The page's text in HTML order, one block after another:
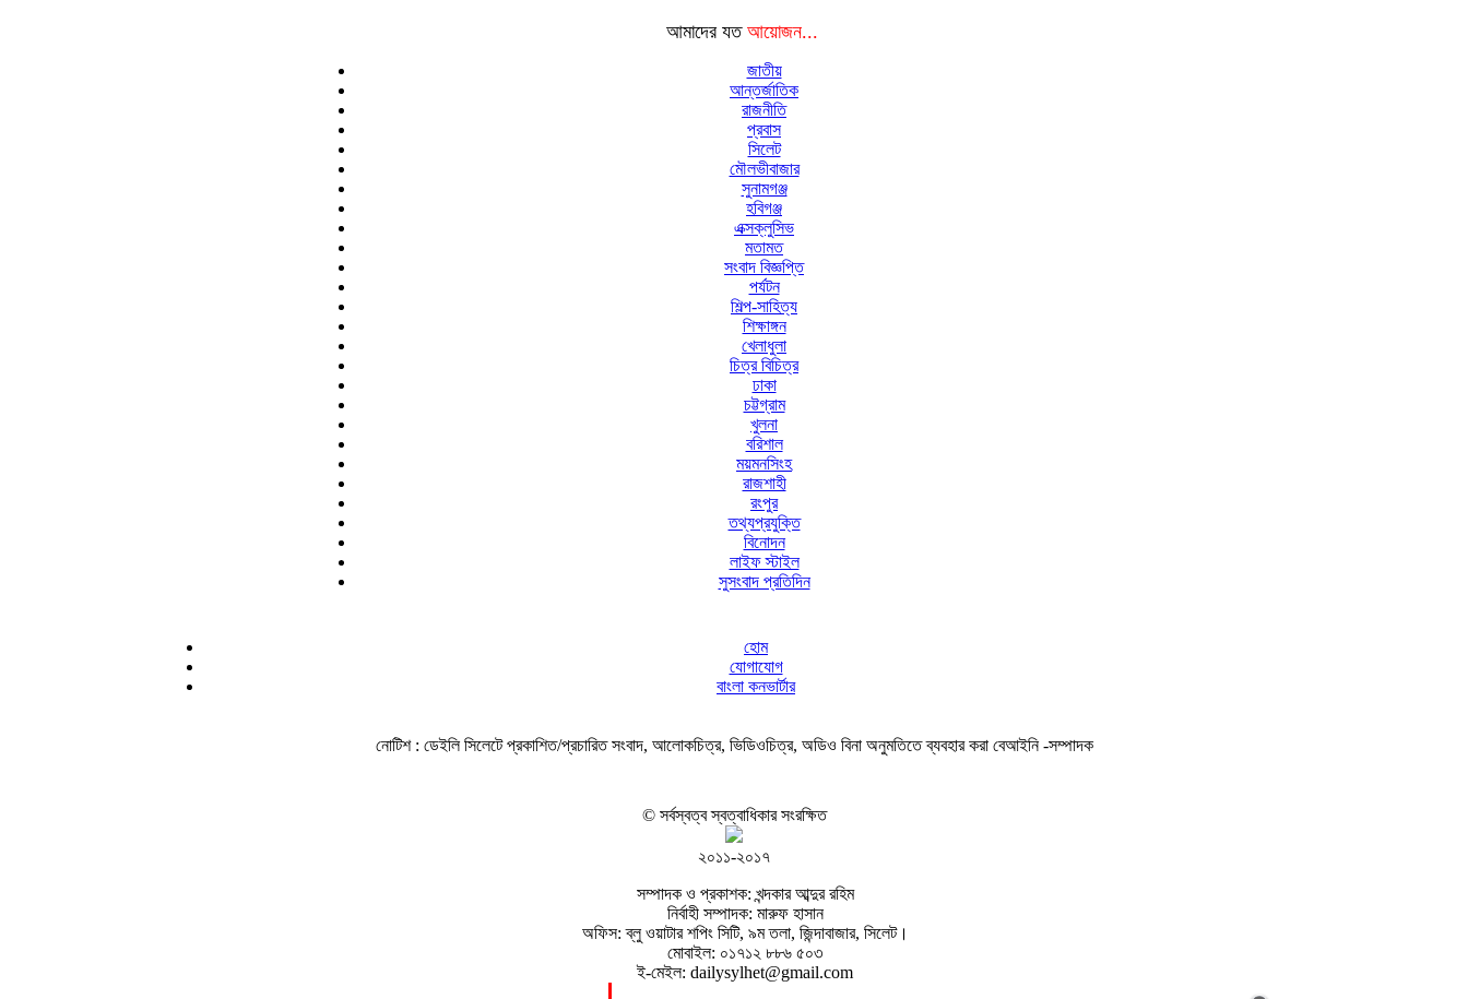
আমাদের যত আয়োজন...
জাতীয়
আন্তর্জাতিক
রাজনীতি
প্রবাস
সিলেট
মৌলভীবাজার
সুনামগঞ্জ
হবিগঞ্জ
এক্সক্লুসিভ
মতামত
সংবাদ বিজ্ঞপ্তি
পর্যটন
শিল্প-সাহিত্য
শিক্ষাঙ্গন
খেলাধুলা
চিত্র বিচিত্র
ঢাকা
চট্টগ্রাম
খুলনা
বরিশাল
ময়মনসিংহ
রাজশাহী
রংপুর
তথ্যপ্রযুক্তি
বিনোদন
লাইফ স্টাইল
সুসংবাদ প্রতিদিন
হোম
যোগাযোগ
বাংলা কনভার্টার
নোটিশ : ডেইলি সিলেটে প্রকাশিত/প্রচারিত সংবাদ, আলোকচিত্র, ভিডিওচিত্র, অডিও বিনা অনুমতিতে ব্যবহার করা বেআইনি -সম্পাদক
© সর্বস্বত্ব স্বত্বাধিকার সংরক্ষিত
২০১১-২০১৭
সম্পাদক ও প্রকাশক: খন্দকার আব্দুর রহিম
নির্বাহী সম্পাদক: মারুফ হাসান
অফিস: ব্লু ওয়াটার শপিং সিটি, ৯ম তলা, জিন্দাবাজার, সিলেট।
মোবাইল: ০১৭১২ ৮৮৬ ৫০৩
ই-মেইল: dailysylhet@gmail.com